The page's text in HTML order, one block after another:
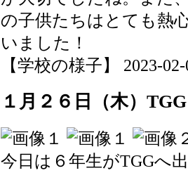
の子供たちはとても熱
いました！
【学校の様子】 2023-
１月２６日（木）
今日は６年生がTGGへ